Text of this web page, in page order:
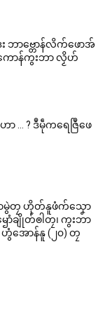
ဘာဗ္တောန်လိက်ဖောအ်
ကောန်ကွးဘာ လၟိဟ်
ာ … ? ဒဳမဵုကရေဇြဳဖေ
ာမွဲတၠ ဟိုတ်နူဖံက်သၞော
ချိုတ်ၜါတၠ၊ ကွးဘာ
ဟွံအောန်နူ (၂၀) တၠ